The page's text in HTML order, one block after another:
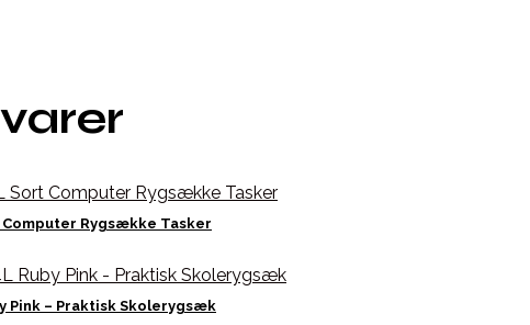
Rygsække Tasker
Pink – Praktisk Skolerygsæk